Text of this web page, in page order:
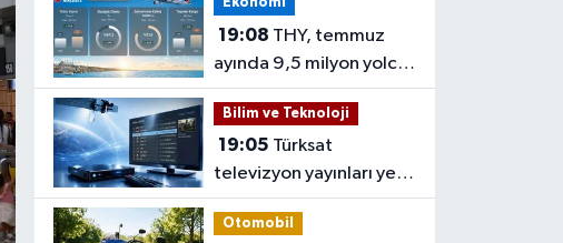
Ekonomi
19:08
ayında 9,5 milyon yolcu
taşıdı
Bilim ve Teknoloji
19:05
televizyon yayınları yeni
nesil uydulara taşınıyor
Otomobil